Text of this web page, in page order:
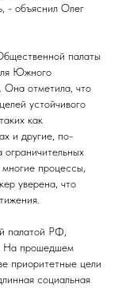
- объяснил Олег
палаты
Южного
. Она отметила, что
устойчивого
как
и другие, по-
процессы,
уверена, что
палатой РФ,
На прошедшем
приоритетные цели
социальная